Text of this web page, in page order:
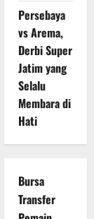
Persebaya
vs Arema,
Derbi Super
Jatim yang
Selalu
Membara di
Hati
Bursa
Transfer